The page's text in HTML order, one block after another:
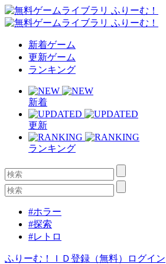
新着ゲーム
更新ゲーム
ランキング
新着
更新
ランキング
#ホラー
#探索
#レトロ
ふりーむ！ＩＤ登録（無料） ログイン